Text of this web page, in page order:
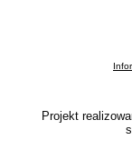
Projekt